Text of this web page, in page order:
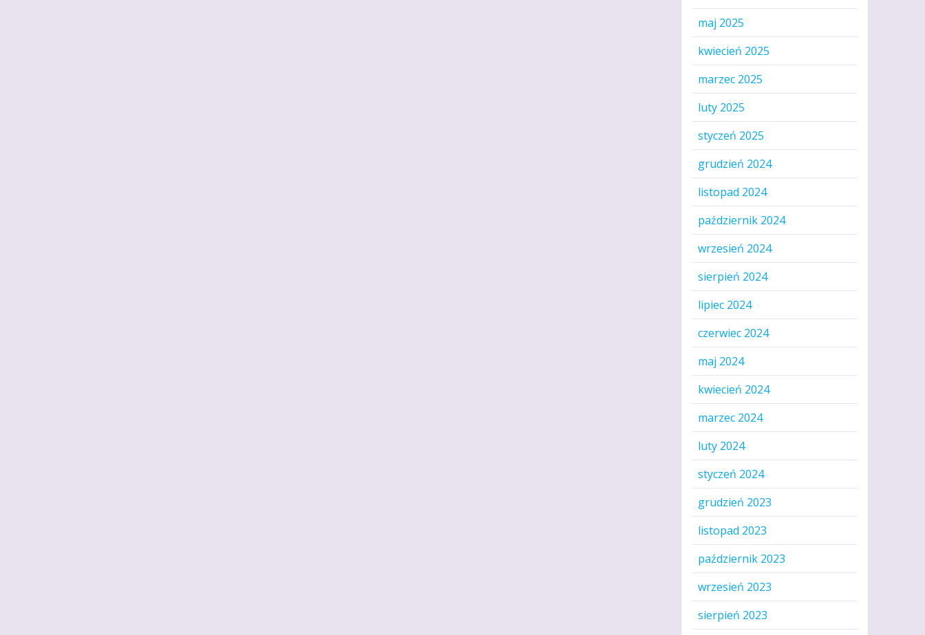
maj 2025
kwiecień 2025
marzec 2025
luty 2025
styczeń 2025
grudzień 2024
listopad 2024
październik 2024
wrzesień 2024
sierpień 2024
lipiec 2024
czerwiec 2024
maj 2024
kwiecień 2024
marzec 2024
luty 2024
styczeń 2024
grudzień 2023
listopad 2023
październik 2023
wrzesień 2023
sierpień 2023